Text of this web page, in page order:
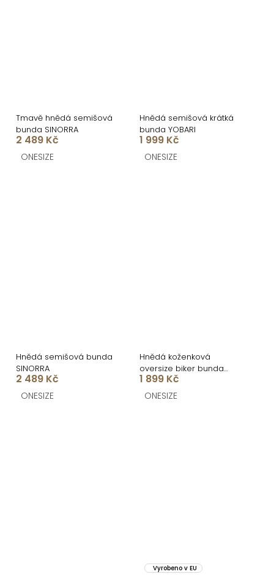
Tmavě hnědá semišová
bunda SINORRA
2 489 Kč
ONESIZE
Hnědá semišová krátká
bunda YOBARI
1 999 Kč
ONESIZE
Hnědá semišová bunda
SINORRA
2 489 Kč
ONESIZE
Hnědá koženková
oversize biker bunda
DRAVINO
1 899 Kč
ONESIZE
Vyrobeno v EU